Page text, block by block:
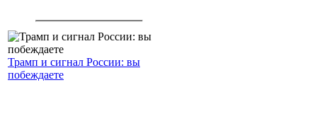
Трамп и сигнал России: вы
побеждаете